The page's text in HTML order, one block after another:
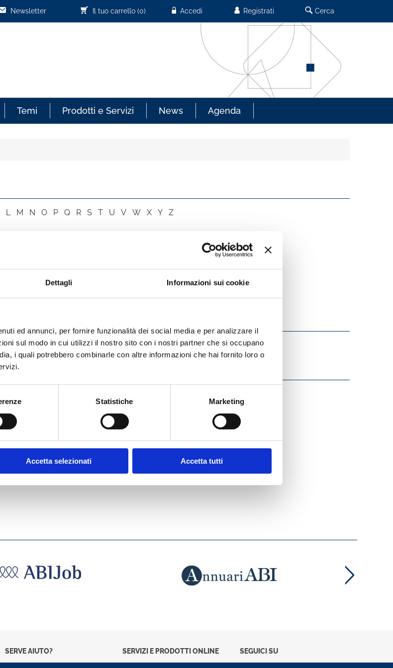
Dettagli Informazioni sui cookie
ed annunci, per fornire funzionalità dei social media e per analizzare il
sul modo in cui utilizzi il nostro sito con i nostri partner che si occupano
i quali potrebbero combinarle con altre informazioni che hai fornito loro o
Statistiche Marketing
Accetta selezionati Accetta tutti
Cerca
Registrati
Accedi
Il tuo carrello (0)
Newsletter
Temi Prodotti e Servizi News Agenda
L M N O P Q R S T U V W X Y Z
SERVE AIUTO? SERVIZI E PRODOTTI ONLINE SEGUICI SU